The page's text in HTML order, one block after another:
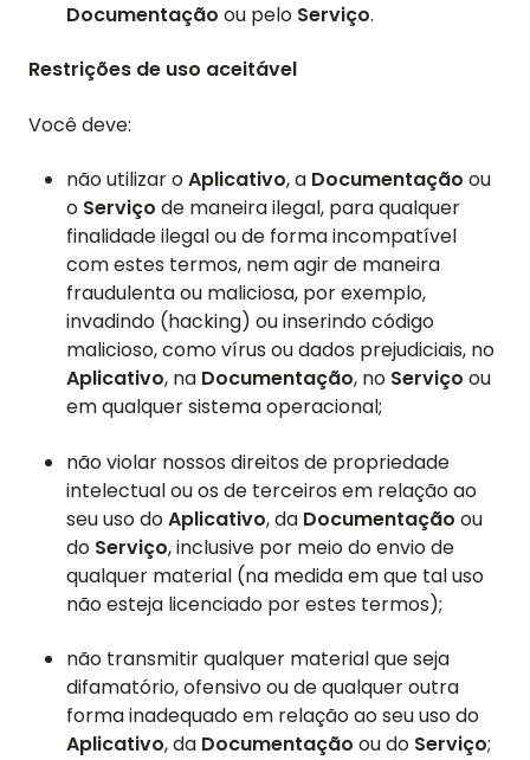
Documentação ou pelo Serviço.
Restrições de uso aceitável
Você deve:
não utilizar oAplicativo, a Documentação ou
o Serviço de maneira ilegal, para qualquer
finalidade ilegal ou de forma incompatível
com estes termos, nem agir de maneira
fraudulenta ou maliciosa, por exemplo,
invadindo (hacking) ou inserindo código
malicioso, como vírus ou dados prejudiciais, no
Aplicativo, na Documentação, no Serviço ou
em qualquer sistema operacional;
não violar nossos direitos de propriedade
intelectual ou os de terceiros em relação ao
seu uso doAplicativo, da Documentação ou
do Serviço, inclusive por meio do envio de
qualquer material (na medida em que tal uso
não esteja licenciado por estes termos);
não transmitir qualquer material que seja
difamatório, ofensivo ou de qualquer outra
forma inadequado em relação ao seu uso do
Aplicativo, da Documentação ou do Serviço;